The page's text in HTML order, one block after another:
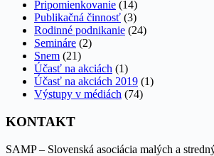
Pripomienkovanie (14)
Publikačná činnosť (3)
Rodinné podnikanie (24)
Semináre (2)
Snem (21)
Účasť na akciách (1)
Účasť na akciách 2019 (1)
Výstupy v médiách (74)
KONTAKT
SAMP – Slovenská asociácia malých a